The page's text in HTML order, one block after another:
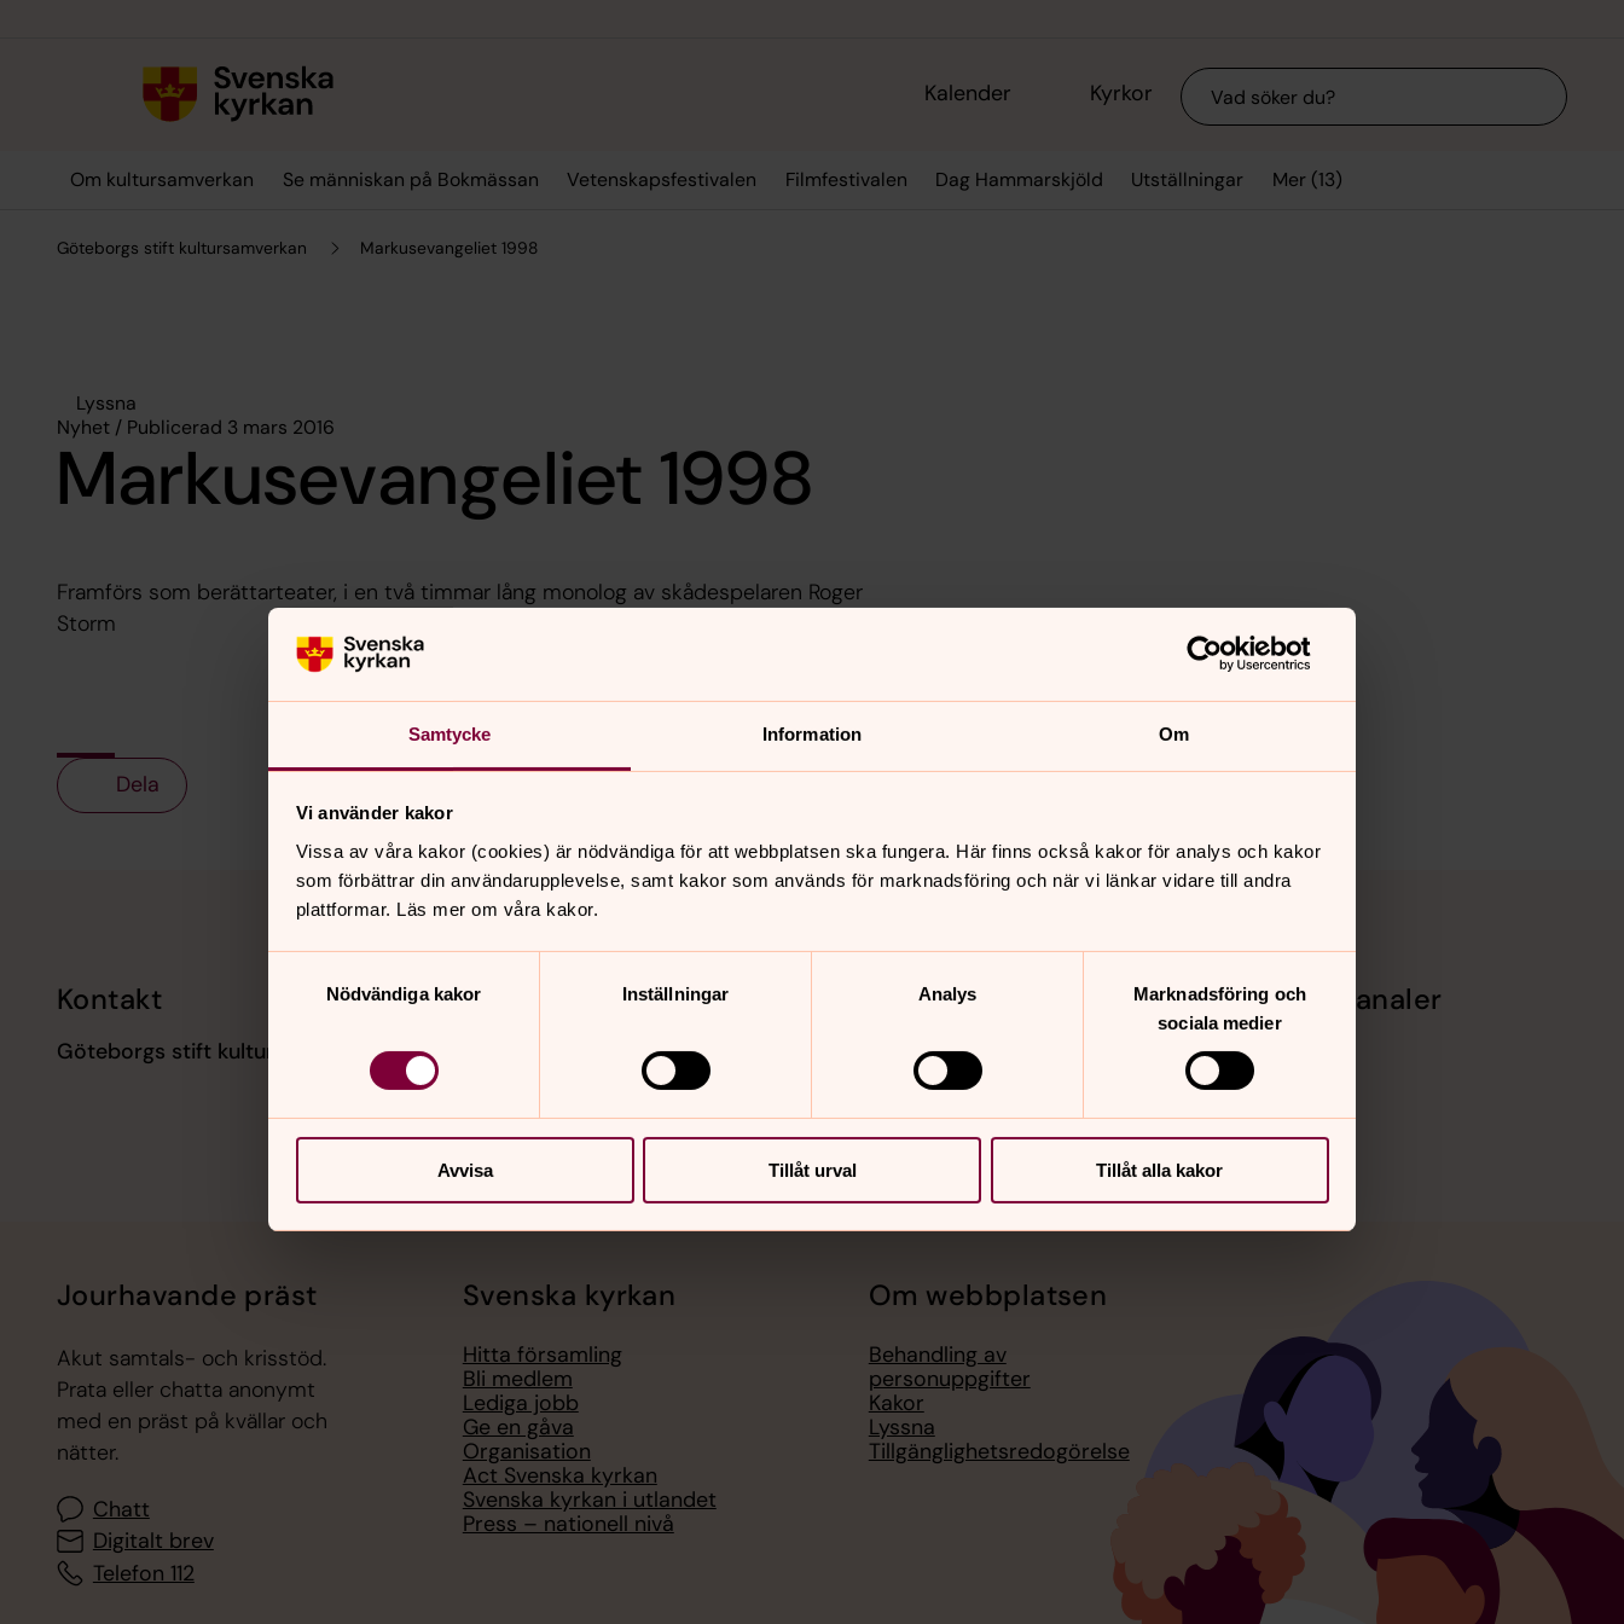
Samtycke Information Om
Vi använder kakor
Vissa av våra kakor (cookies) är nödvändiga för att webbplatsen ska fungera. Här finns också kakor för analys och kakor
som förbättrar din användarupplevelse, samt kakor som används för marknadsföring och när vi länkar vidare till andra
plattformar. Läs mer om våra kakor.
Nödvändiga kakor
Inställningar Analys
Marknadsföring och
sociala medier
Avvisa Tillåt urval Tillåt alla kakor
Kalender Kyrkor Sök
Om kultursamverkan Se människan på Bokmässan Vetenskapsfestivalen Filmfestivalen Dag Hammarskjöld Utställningar Mer (13)
Göteborgs stift kultursamverkan Markusevangeliet 1998
Lyssna
Nyhet / Publicerad 3 mars 2016
Markusevangeliet 1998
Framförs som berättarteater, i en två timmar lång monolog av skådespelaren Roger
Storm
Dela
Kontakt
Göteborgs stift kultursamverkan
Kalender Hitta snabbt
Om kultursamverkan
Sidkarta
Sociala kanaler
Facebook
Instagram
Vimeo
Jourhavande präst
Akut samtals- och krisstöd.
Prata eller chatta anonymt
med en präst på kvällar och
nätter.
Chatt
Digitalt brev
Telefon 112
Svenska kyrkan
Hitta församling
Bli medlem
Lediga jobb
Ge en gåva
Organisation
Act Svenska kyrkan
Svenska kyrkan i utlandet
Press – nationell nivå
Om webbplatsen
Behandling av
personuppgifter
Kakor
Lyssna
Tillgänglighetsredogörelse